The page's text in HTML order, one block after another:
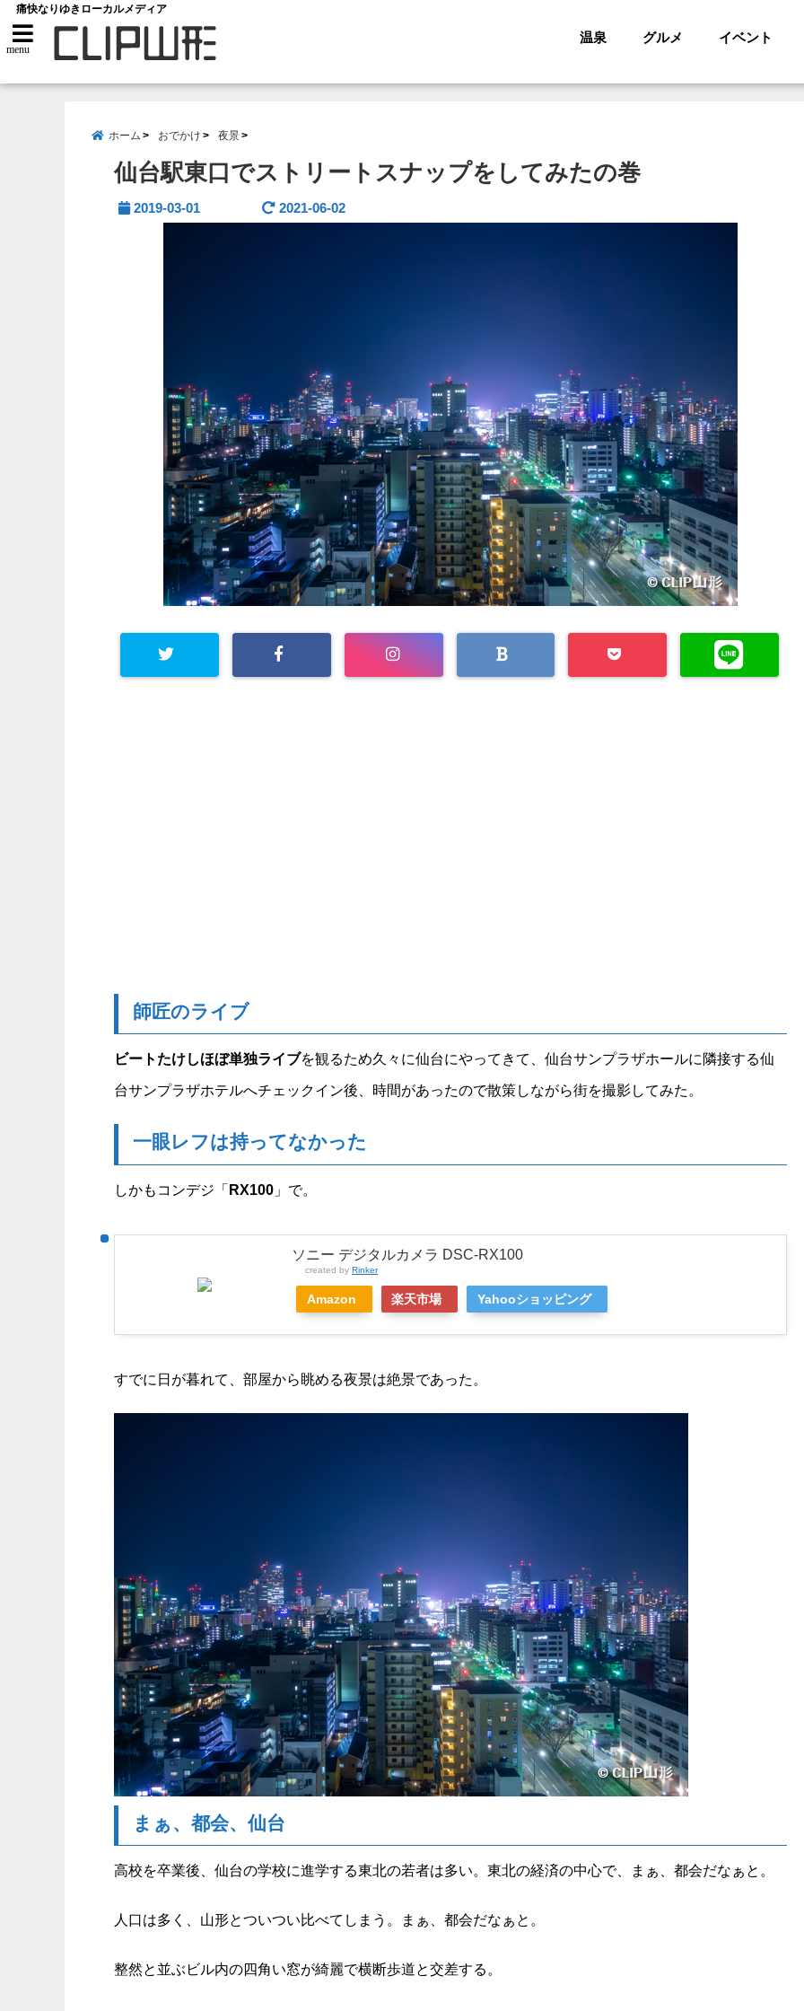
痛快なりゆきローカルメディア
menu
温泉 グルメ イベント
ホーム おでかけ 夜景
仙台駅東口でストリートスナップをしてみたの巻
2019-03-01 2021-06-02
師匠のライブ
ビートたけしほぼ単独ライブを観るため久々に仙台にやってきて、仙台サンプラザホールに隣接する仙
台サンプラザホテルへチェックイン後、時間があったので散策しながら街を撮影してみた。
一眼レフは持ってなかった
しかもコンデジ「 RX100 」で。
ソニー デジタルカメラ DSC-RX100
created by Rinker
Amazon 楽天市場 Yahooショッピング
すでに日が暮れて、部屋から眺める夜景は絶景であった。
まぁ、都会、仙台
高校を卒業後、仙台の学校に進学する東北の若者は多い。東北の経済の中心で、まぁ、都会だなぁと。
人口は多く、山形とついつい比べてしまう。まぁ、都会だなぁと。
整然と並ぶビル内の四角い窓が綺麗で横断歩道と交差する。